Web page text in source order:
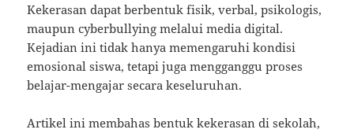
Kekerasan dapat berbentuk fisik, verbal, psikologis,
maupun cyberbullying melalui media digital.
Kejadian ini tidak hanya memengaruhi kondisi
emosional siswa, tetapi juga mengganggu proses
belajar-mengajar secara keseluruhan.
Artikel ini membahas bentuk kekerasan di sekolah,